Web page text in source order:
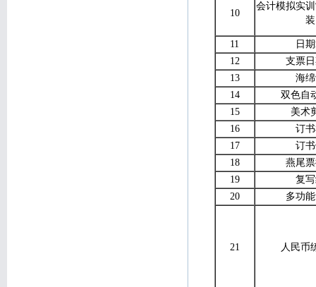
10
会计模拟实
装
11
日
12
支票
13
海
14
双色自
15
美术
16
订
17
订
18
燕尾
19
复
20
多功
21 人民币